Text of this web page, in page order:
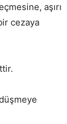
aşırı
cezaya